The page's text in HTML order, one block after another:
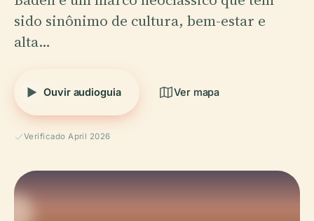
sido sinônimo de cultura, bem-estar e
alta…
Ouvir audioguia Ver mapa
Verificado April 2026